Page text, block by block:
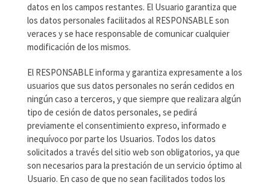
datos en los campos restantes. El Usuario garantiza que
los datos personales facilitados al RESPONSABLE son
veraces y se hace responsable de comunicar cualquier
modificación de los mismos.
El RESPONSABLE informa y garantiza expresamente a los
usuarios que sus datos personales no serán cedidos en
ningún caso a terceros, y que siempre que realizara algún
tipo de cesión de datos personales, se pedirá
previamente el consentimiento expreso, informado e
inequívoco por parte los Usuarios. Todos los datos
solicitados a través del sitio web son obligatorios, ya que
son necesarios para la prestación de un servicio óptimo al
Usuario. En caso de que no sean facilitados todos los